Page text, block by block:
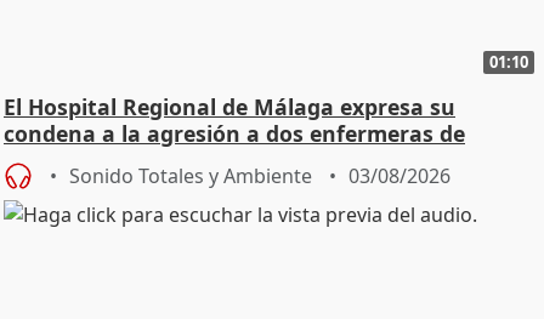
01:10
El Hospital Regional de Málaga expresa su
condena a la agresión a dos enfermeras de
Urgencias
Sonido Totales y Ambiente 03/08/2026